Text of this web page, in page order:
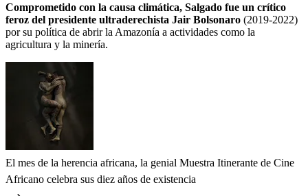
Comprometido con la causa climática, Salgado fue un crítico
feroz del presidente ultraderechista Jair Bolsonaro (2019-2022)
por su política de abrir la Amazonía a actividades como la
agricultura y la minería.
El mes de la herencia africana, la genial Muestra Itinerante de Cine
Africano celebra sus diez años de existencia